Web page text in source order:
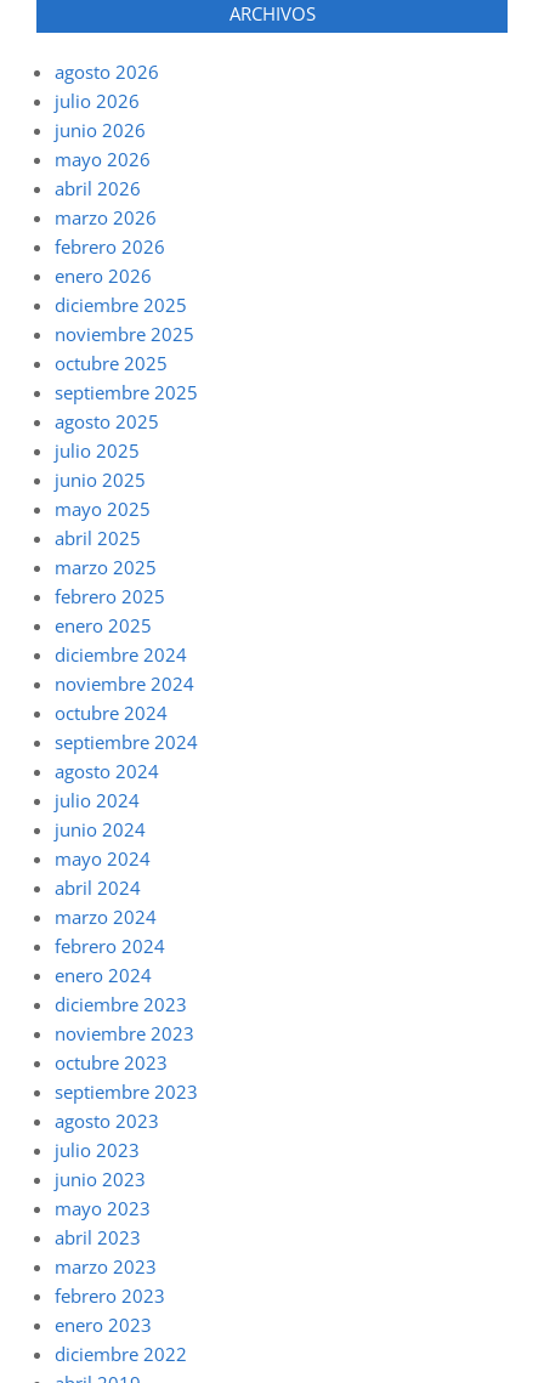
ARCHIVOS
agosto 2026
julio 2026
junio 2026
mayo 2026
abril 2026
marzo 2026
febrero 2026
enero 2026
diciembre 2025
noviembre 2025
octubre 2025
septiembre 2025
agosto 2025
julio 2025
junio 2025
mayo 2025
abril 2025
marzo 2025
febrero 2025
enero 2025
diciembre 2024
noviembre 2024
octubre 2024
septiembre 2024
agosto 2024
julio 2024
junio 2024
mayo 2024
abril 2024
marzo 2024
febrero 2024
enero 2024
diciembre 2023
noviembre 2023
octubre 2023
septiembre 2023
agosto 2023
julio 2023
junio 2023
mayo 2023
abril 2023
marzo 2023
febrero 2023
enero 2023
diciembre 2022